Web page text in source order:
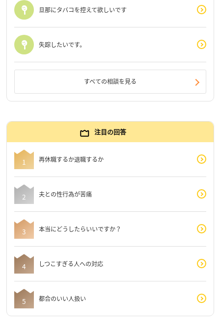
旦那にタバコを控えて欲しいです
失踪したいです。
すべての相談を見る
注目の回答
再休職するか退職するか
夫との性行為が苦痛
本当にどうしたらいいですか？
しつこすぎる人への対応
都合のいい人扱い